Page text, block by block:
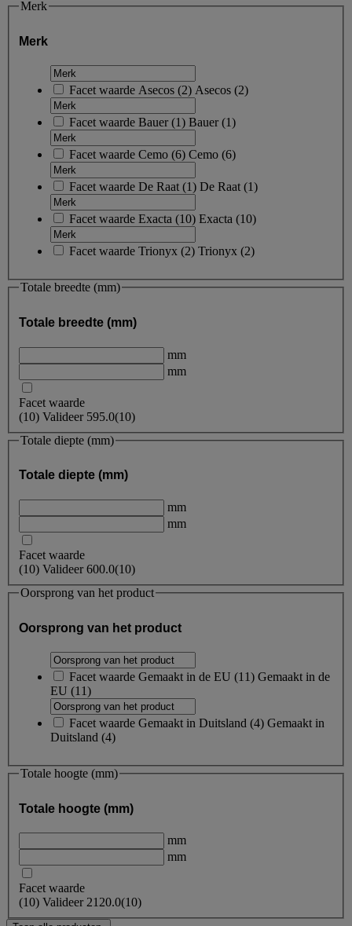
Merk
Merk
Facet waarde Asecos (2) Asecos (2)
Facet waarde Bauer(1) Bauer(1)
Facet waarde Cemo (6) Cemo (6)
Facet waarde De Raat(1) De Raat(1)
Facet waarde Exacta (10) Exacta (10)
Facet waarde Trionyx (2) Trionyx (2)
Totale breedte (mm)
Totale breedte (mm)
mm
mm
Facet waarde
(10) Valideer 595.0(10)
Totale diepte (mm)
Totale diepte (mm)
mm
mm
Facet waarde
(10) Valideer600.0(10)
Oorsprong van het product
Oorsprong van het product
Facet waarde Gemaakt in de EU (11) Gemaakt in de
EU (11)
Facet waarde Gemaakt in Duitsland (4) Gemaakt in
Duitsland (4)
Totale hoogte (mm)
Totale hoogte (mm)
mm
mm
Facet waarde
(10) Valideer 2120.0(10)